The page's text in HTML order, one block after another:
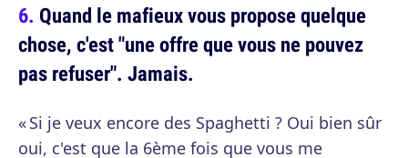
Quand le mafieux vous propose quelque
chose, c'est "une offre que vous ne pouvez
pas refuser". Jamais.
« Si je veux encore des Spaghetti ? Oui bien sûr
oui, c'est que la 6ème fois que vous me